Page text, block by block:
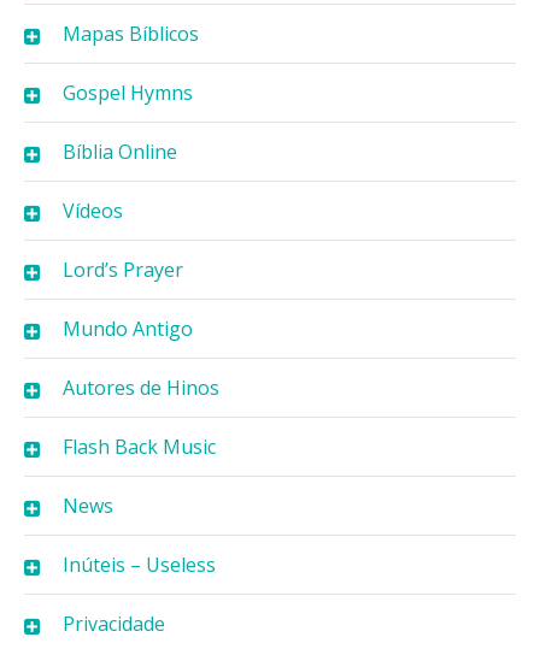
Mapas Bíblicos
Gospel Hymns
Bíblia Online
Vídeos
Lord’s Prayer
Mundo Antigo
Autores de Hinos
Flash Back Music
News
Inúteis – Useless
Privacidade